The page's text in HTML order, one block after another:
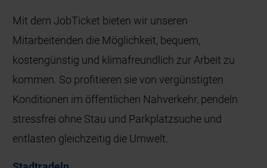
Mit dem JobTicket bieten wir unseren
Mitarbeitenden die Möglichkeit, bequem,
kostengünstig und klimafreundlich zur Arbeit zu
kommen. So profitieren sie von vergünstigten
Konditionen im öffentlichen Nahverkehr, pendeln
stressfrei ohne Stau und Parkplatzsuche und
entlasten gleichzeitig die Umwelt.